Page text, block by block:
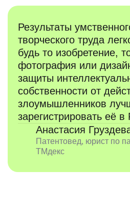
Результаты
творческого труда
будь то изобретение,
фотография или
защиты
собственности от
злоумышленников
зарегистрировать её в
Анастасия
Патентовед, юрист по
ТМдекс